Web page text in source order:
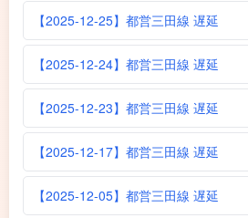
【2025-12-25】都営三田線 遅延
【2025-12-24】都営三田線 遅延
【2025-12-23】都営三田線 遅延
【2025-12-17】都営三田線 遅延
【2025-12-05】都営三田線 遅延